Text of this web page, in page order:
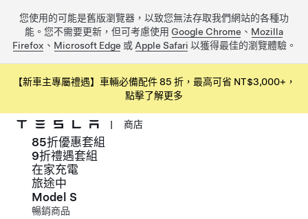
您使用的可能是舊版瀏覽器，以致您無法存取我們網站的各種功
能。您不需要更新，但可考慮使用 Google Chrome 、 Mozilla
Firefox 、 Microsoft Edge 或 Apple Safari 以獲得最佳的瀏覽體驗。
【新車主專屬禮遇】車輛必備配件 85 折，最高可省 NT$3,000+，
點擊了解更多
跳到主要內容
| 商店
85折優惠套組
9折禮遇套組
在家充電
旅途中
Model S
暢銷商品